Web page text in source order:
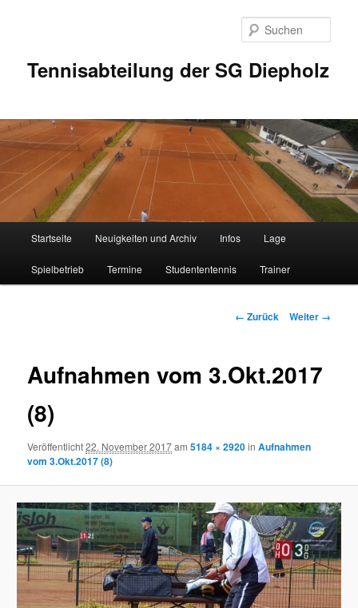
Tennisabteilung der SG Diepholz
Startseite Neuigkeiten und Archiv Infos Lage
Spielbetrieb Termine Studententennis Trainer
Bilder-
← Zurück Weiter →
Aufnahmen vom 3.Okt.2017
(8)
Veröffentlicht22. November 2017am5184 × 2920inAufnahmen
vom 3.Okt.2017 (8)